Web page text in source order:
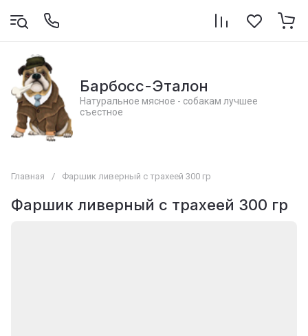
Барбосс-Эталон
Натуральное мясное - собакам лучшее
съестное
Главная / Фаршик ливерный с трахеей 300 гр
Фаршик ливерный с трахеей 300 гр